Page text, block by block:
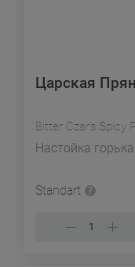
Царская
Bitter Czar's Spicy
Настойка
Standart